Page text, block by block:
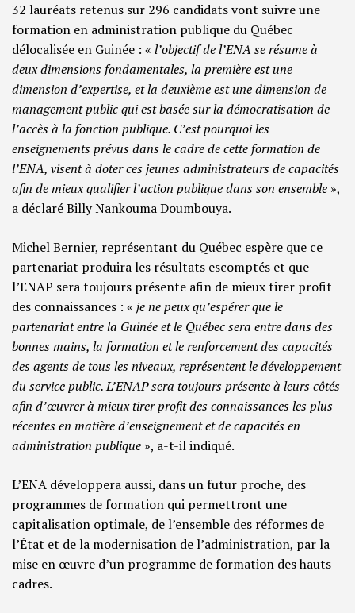
32 lauréats retenus sur 296 candidats vont suivre une
formation en administration publique du Québec
délocalisée en Guinée : « l’objectif de l’ENA se résume à
deux dimensions fondamentales, la première est une
dimension d’expertise, et la deuxième est une dimension de
management public qui est basée sur la démocratisation de
l’accès à la fonction publique. C’est pourquoi les
enseignements prévus dans le cadre de cette formation de
l’ENA, visent à doter ces jeunes administrateurs de capacités
afin de mieux qualifier l’action publique dans son ensemble »,
a déclaré Billy Nankouma Doumbouya.
Michel Bernier, représentant du Québec espère que ce
partenariat produira les résultats escomptés et que
l’ENAP sera toujours présente afin de mieux tirer profit
des connaissances : « jene peux qu’espérer que le
partenariat entre la Guinée et le Québec sera entre dans des
bonnes mains, la formation et le renforcement des capacités
des agents de tous les niveaux, représentent le développement
du service public. L’ENAP sera toujours présente à leurs côtés
afin d’œuvrer à mieux tirer profit des connaissances les plus
récentes en matière d’enseignement et de capacités en
administration publique », a-t-il indiqué.
L’ENA développera aussi, dans un futur proche, des
programmes de formation qui permettront une
capitalisation optimale, de l’ensemble des réformes de
l’État et de la modernisation de l’administration, par la
mise en œuvre d’un programme de formation des hauts
cadres.